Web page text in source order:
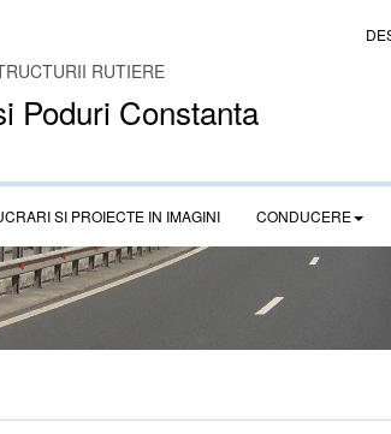
RUTIERE
Poduri Constanta
SI PROIECTE IN IMAGINI CONDUCERE